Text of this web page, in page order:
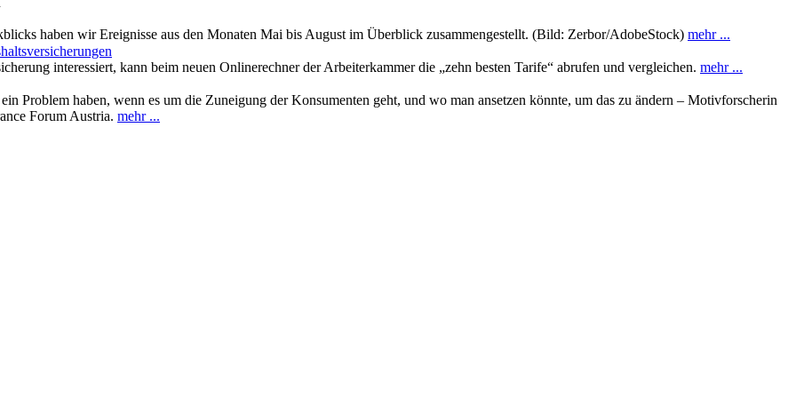
haben wir Ereignisse aus den Monaten Mai bis August im Überblick zusammengestellt. (Bild: Zerbor/AdobeStock) mehr ...
interessiert, kann beim neuen Onlinerechner der Arbeiterkammer die „zehn besten Tarife“ abrufen und vergleichen. mehr ...
Problem haben, wenn es um die Zuneigung der Konsumenten geht, und wo man ansetzen könnte, um das zu ändern – Motivforscherin
Forum Austria. mehr ...